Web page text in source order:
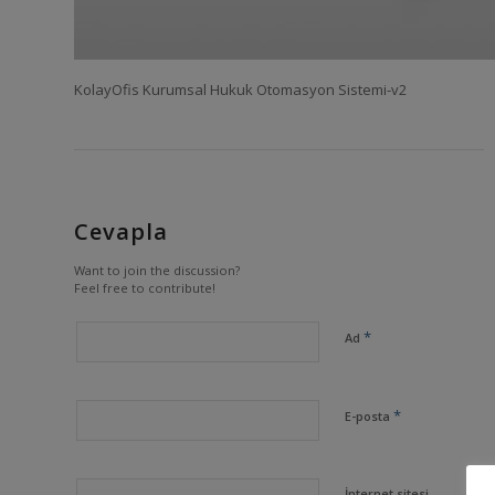
KolayOfis Kurumsal Hukuk Otomasyon Sistemi-v2
Cevapla
Want to join the discussion?
Feel free to contribute!
Ad *
E-posta *